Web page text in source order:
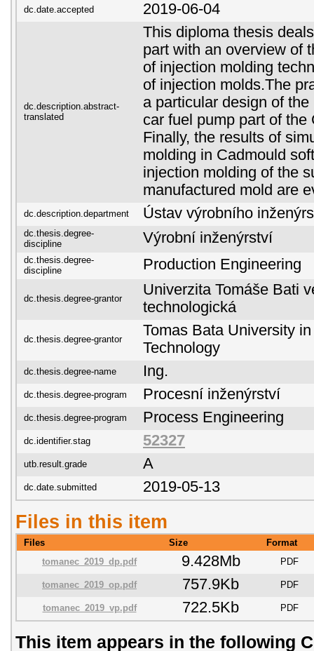
dc.date.accepted 2019-06-04
dc.description.abstract-
translated
This diploma thesis
part with an overview of
of injection molding
of injection molds.The
a particular design of
car fuel pump part of the
Finally, the results of
molding in Cadmould
injection molding of the
manufactured mold are
dc.description.department Ústav výrobního
dc.thesis.degree-
discipline
Výrobní inženýrství
dc.thesis.degree-
discipline
Production Engineering
dc.thesis.degree-grantor
Univerzita Tomáše Bati
technologická
dc.thesis.degree-grantor
Tomas Bata University
Technology
dc.thesis.degree-name Ing.
dc.thesis.degree-program Procesní inženýrství
dc.thesis.degree-program Process Engineering
dc.identifier.stag 52327
utb.result.grade A
dc.date.submitted 2019-05-13
Files in this item
Files Size
Format
tomanec_2019_dp.pdf
9.428Mb PDF
tomanec_2019_op.pdf 757.9Kb PDF
tomanec_2019_vp.pdf 722.5Kb PDF
This item appears in the following